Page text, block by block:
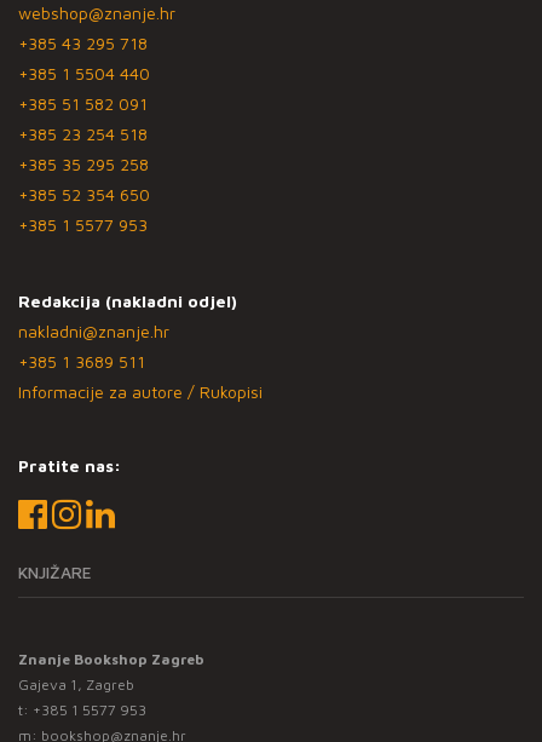
webshop@znanje.hr
+385 43 295 718
+385 1 5504 440
+385 51 582 091
+385 23 254 518
+385 35 295 258
+385 52 354 650
+385 1 5577 953
Redakcija (nakladni odjel)
nakladni@znanje.hr
+385 1 3689 511
Informacije za autore / Rukopisi
Pratite nas:
KNJIŽARE
Znanje Bookshop Zagreb
Gajeva 1, Zagreb
t: +385 1 5577 953
m: bookshop@znanje.hr